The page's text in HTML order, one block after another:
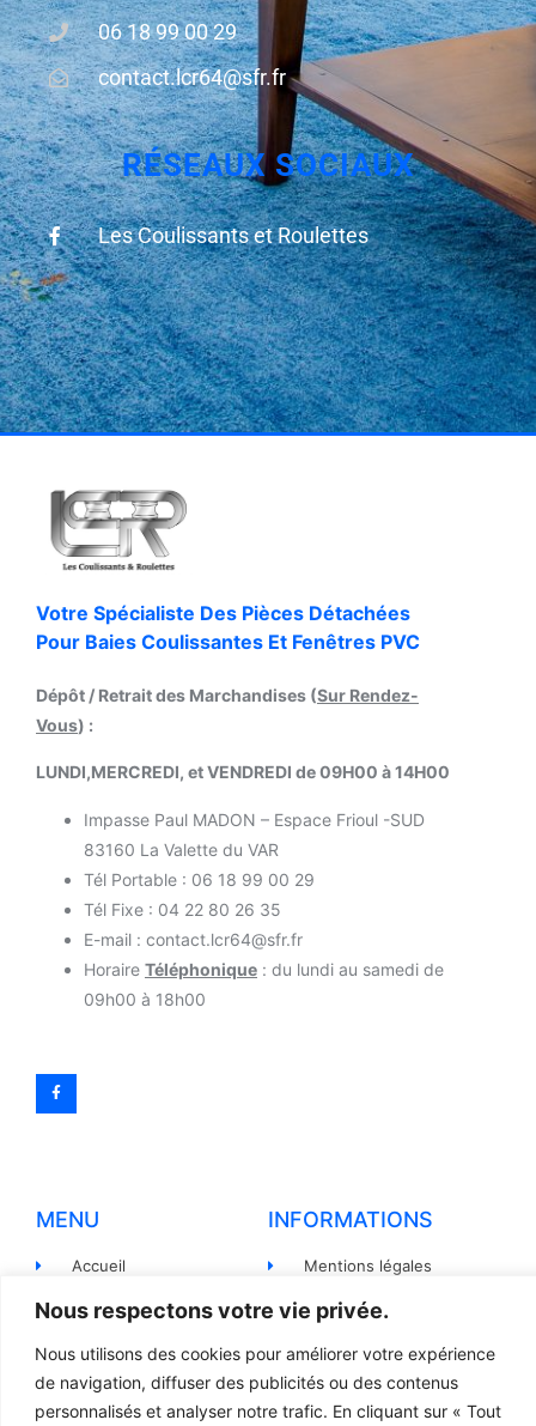
Nous respectons votre vie privée.
Nous utilisons des cookies pour améliorer votre expérience
de navigation, diffuser des publicités ou des contenus
personnalisés et analyser notre trafic. En cliquant sur « Tout
06 18 99 00 29
contact.lcr64@sfr.fr
RÉSEAUX SOCIAUX
Les Coulissants et Roulettes
Votre Spécialiste Des Pièces Détachées
Pour Baies Coulissantes Et Fenêtres PVC
Dépôt / Retrait des Marchandises (Sur Rendez-
Vous) :
LUNDI,MERCREDI, et VENDREDI de 09H00 à 14H00
Impasse Paul MADON – Espace Frioul -SUD
83160 La Valette du VAR
Tél Portable : 06 18 99 00 29
Tél Fixe : 04 22 80 26 35
E-mail : contact.lcr64@sfr.fr
Horaire Téléphonique : du lundi au samedi de
09h00 à 18h00
MENU
Accueil
Produits
Pièces détachées
Devis
INFORMATIONS
Mentions légales
Politiques de
confidentialité
Conditions générales de
vente